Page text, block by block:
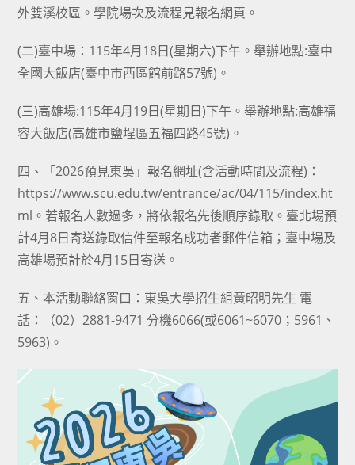
外雙溪校區。學院場次及流程見報名網頁。
(二)臺中場：115年4月18日(星期六)下午。舉辦地點:臺中
全國大飯店(臺中市西區館前路57號)。
(三)高雄場:115年4月19日(星期日)下午。舉辦地點:高雄福
容大飯店(高雄市鹽埕區五福四路45號)。
四、「2026預見東吳」報名網址(含活動時間及流程)：
https://www.scu.edu.tw/entrance/ac/04/115/index.ht
ml。若報名人數過多，將依報名先後順序錄取。臺北場預
計4月8日寄送錄取信件至報名成功者郵件信箱；臺中場及
高雄場預計於4月15日寄送。
五、本活動聯絡窗口：東吳大學招生組黃昭明先生 電
話：（02）2881-9471 分機6066(或6061~6070；5961、
5963)。